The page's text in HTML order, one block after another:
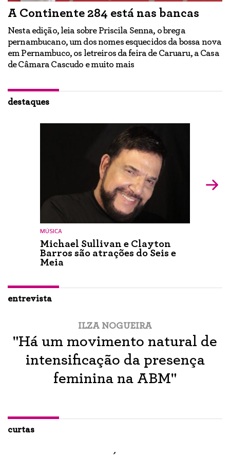
A Continente 284 está nas bancas
Nesta edição, leia sobre Priscila Senna, o brega
pernambucano, um dos nomes esquecidos da bossa nova
em Pernambuco, os letreiros da feira de Caruaru, a Casa
de Câmara Cascudo e muito mais
destaques
MÚSICA
Michael Sullivan e Clayton
Barros são atrações do Seis e
Meia
entrevista
ILZA NOGUEIRA
"Há um movimento natural de
intensificação da presença
feminina na ABM"
curtas